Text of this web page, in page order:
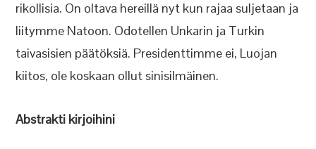
rikollisia. On oltava hereillä nyt kun rajaa suljetaan ja
liitymme Natoon. Odotellen Unkarin ja Turkin
taivasisien päätöksiä. Presidenttimme ei, Luojan
kiitos, ole koskaan ollut sinisilmäinen.
Abstrakti kirjoihini